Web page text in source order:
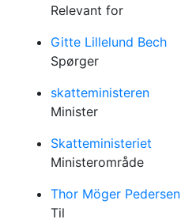
Relevant for
Gitte Lillelund Bech
Spørger
skatteministeren
Minister
Skatteministeriet
Ministerområde
Thor Möger Pedersen
Til